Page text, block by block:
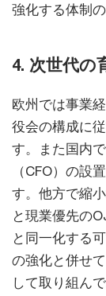
強化する体制
4. 次世代の
欧州では事業
役会の構成に
す。また国内
（CFO）の設
す。他方で縮
と現業優先の
と同一化する
の強化と併せ
して取り組ん